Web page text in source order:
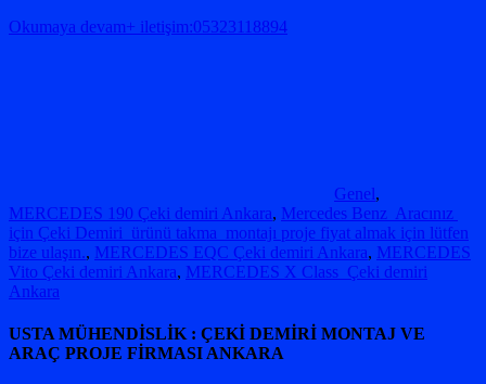
Okumaya devam+ iletişim:05323118894
Genel,
MERCEDES 190 Çeki demiri Ankara, Mercedes Benz Aracınız
için Çeki Demiri ürünü takma montajı proje fiyat almak için lütfen
bize ulaşın., MERCEDES EQC Çeki demiri Ankara, MERCEDES
Vito Çeki demiri Ankara, MERCEDES X Class Çeki demiri
Ankara
USTA MÜHENDİSLİK : ÇEKİ DEMİRİ MONTAJ VE
ARAÇ PROJE FİRMASI ANKARA